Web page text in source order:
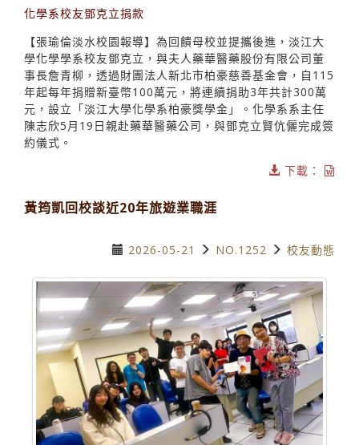
化學系校友鄧克立捐款
【張瑜倫淡水校園報導】為回饋母校並提攜後進，淡江大
學化學學系校友鄧克立，與夫人藥華醫藥股份有限公司董
事長詹青柳，透過財團法人新北市柏豪慈善基金會，自115
年起每年捐贈新臺幣100萬元，將連續捐助3年共計300萬
元，設立「淡江大學化學系柏豪獎學金」。化學系系主任
陳志欣5月19日親赴藥華醫藥公司，與鄧克立賢伉儷完成簽
約儀式。
下載：
黃筠凱回校談近20年旅遊業職涯
2026-05-21 NO.1252 校友動態